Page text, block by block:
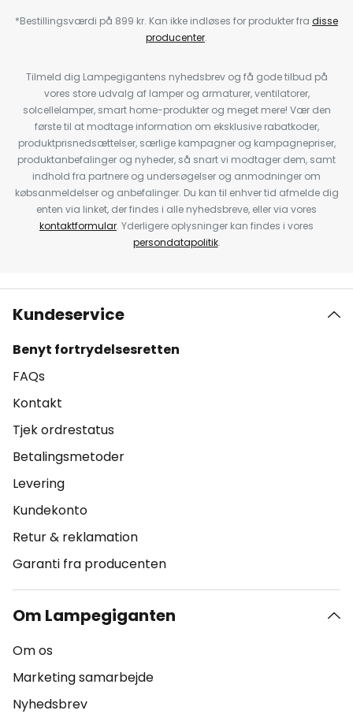
*Bestillingsværdi på 899 kr. Kan ikke indløses for produkter fra disse
producenter.
Tilmeld dig Lampegigantens nyhedsbrev og få gode tilbud på
vores store udvalg af lamper og armaturer, ventilatorer,
solcellelamper, smart home-produkter og meget mere! Vær den
første til at modtage information om eksklusive rabatkoder,
produktprisnedsættelser, særlige kampagner og kampagnepriser,
produktanbefalinger og nyheder, så snart vi modtager dem, samt
indhold fra partnere og undersøgelser og anmodninger om
købsanmeldelser og anbefalinger. Du kan til enhver tid afmelde dig
enten via linket, der findes i alle nyhedsbreve, eller via vores
kontaktformular. Yderligere oplysninger kan findes i vores
persondatapolitik.
Kundeservice
Benyt fortrydelsesretten
FAQs
Kontakt
Tjek ordrestatus
Betalingsmetoder
Levering
Kundekonto
Retur & reklamation
Garanti fra producenten
Om Lampegiganten
Om os
Marketing samarbejde
Nyhedsbrev